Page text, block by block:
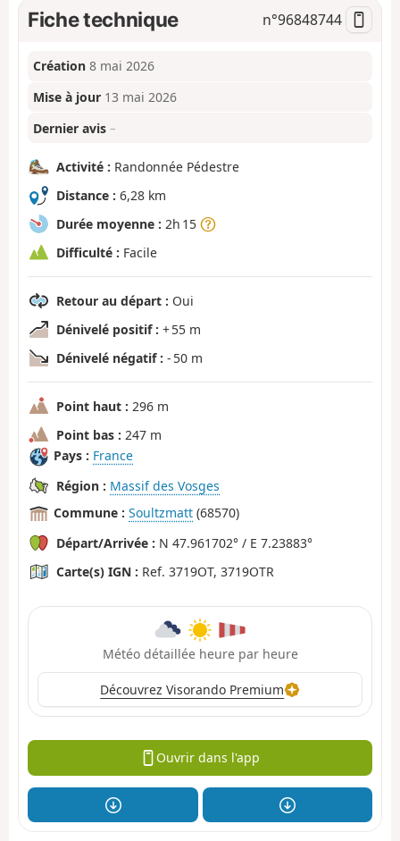
Fiche technique n°96848744
Création 8 mai 2026
Mise à jour 13 mai 2026
Dernier avis –
Activité : Randonnée Pédestre
Distance : 6,28 km
Durée moyenne : 2h 15
Difficulté : Facile
Retour au départ : Oui
Dénivelé positif : + 55 m
Dénivelé négatif : - 50 m
Point haut : 296 m
Point bas : 247 m
Pays : France
Région : Massif des Vosges
Commune : Soultzmatt (68570)
Départ/Arrivée : N 47.961702° / E 7.23883°
Carte(s) IGN : Ref. 3719OT, 3719OTR
Météo détaillée heure par heure
Découvrez Visorando Premium
Ouvrir dans l'app